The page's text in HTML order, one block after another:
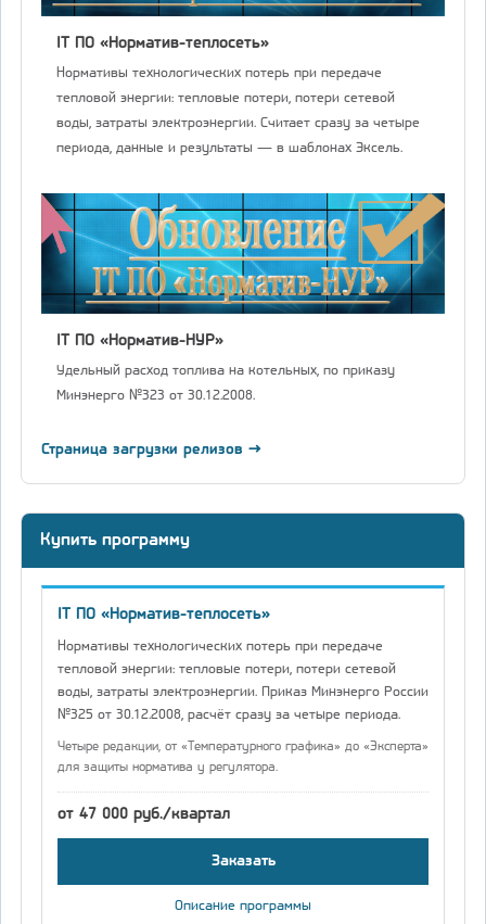
IT ПО «Норматив-теплосеть»
Нормативы технологических потерь при передаче
тепловой энергии: тепловые потери, потери сетевой
воды, затраты электроэнергии. Считает сразу за четыре
периода, данные и результаты — в шаблонах Эксель.
IT ПО «Норматив-НУР»
Удельный расход топлива на котельных, по приказу
Минэнерго №323 от 30.12.2008.
Страница загрузки релизов →
Купить программу
IT ПО «Норматив-теплосеть»
Нормативы технологических потерь при передаче
тепловой энергии: тепловые потери, потери сетевой
воды, затраты электроэнергии. Приказ Минэнерго России
№325 от 30.12.2008, расчёт сразу за четыре периода.
Четыре редакции, от «Температурного графика» до «Эксперта»
для защиты норматива у регулятора.
от 47 000 руб./квартал
Заказать
Описание программы